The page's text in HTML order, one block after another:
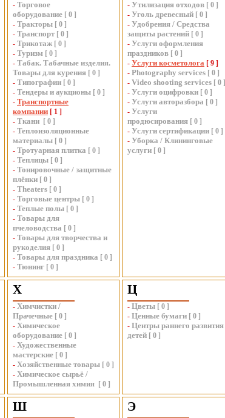
- Торговое
оборудование [ 0 ]
- Тракторы [ 0 ]
- Транспорт [ 0 ]
- Трикотаж [ 0 ]
- Туризм [ 0 ]
- Табак. Табачные изделия.
Товары для курения [ 0 ]
- Типографии [ 0 ]
- Тендеры и аукционы [ 0 ]
- Транспортные
компании [ 1 ]
- Ткани [ 0 ]
- Теплоизоляционные
материалы [ 0 ]
- Тротуарная плитка [ 0 ]
- Теплицы [ 0 ]
- Тонировочные / защитные
плёнки [ 0 ]
- Theaters [ 0 ]
- Торговые центры [ 0 ]
- Теплые полы [ 0 ]
- Товары для
пчеловодства [ 0 ]
- Товары для творчества и
рукоделия [ 0 ]
- Товары для праздника [ 0 ]
- Тюнинг [ 0 ]
- Утилизация отходов [ 0 ]
- Уголь древесный [ 0 ]
- Удобрения / Средства
защиты растений [ 0 ]
- Услуги оформления
праздников [ 0 ]
- Услуги косметолога [ 9 ]
- Photography services [ 0 ]
- Video shooting services [ 0 ]
- Услуги оцифровки [ 0 ]
- Услуги авторазбора [ 0 ]
- Услуги
продюсирования [ 0 ]
- Услуги сертификации [ 0 ]
- Уборка / Клининговые
услуги [ 0 ]
Х
- Химчистки /
Прачечные [ 0 ]
- Химическое
оборудование [ 0 ]
- Художественные
мастерские [ 0 ]
- Хозяйственные товары [ 0 ]
- Химическое сырьё /
Промышленная химия [ 0 ]
Ц
- Цветы [ 0 ]
- Ценные бумаги [ 0 ]
- Центры раннего развития
детей [ 0 ]
Ш Э